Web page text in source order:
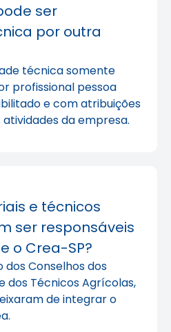
ser
por outra
técnica somente
profissional pessoa
e com atribuições
da empresa.
e técnicos
ser responsáveis
o Crea-SP?
dos Conselhos dos
dos Técnicos Agrícolas,
de integrar o